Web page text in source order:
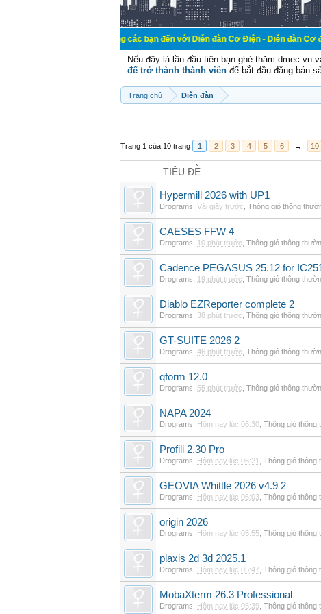
Chào mừng các bạn đến với Diễn đàn Cơ Điện - Diễn đàn Cơ điện là
Nếu đây là lần đầu tiên bạn ghé thăm dmec.vn
để trở thành thành viên để bắt đầu đăng bán
Trang chủ Diễn đàn
Trang 1 của 10 trang 1 2 3 4 5 6 → 10
TIÊU ĐỀ
Hypermill 2026 with UP1
Drograms Vài giây trước Thông gió thông
CAESES FFW 4
Drograms 10 phút trước Thông gió thông
Cadence PEGASUS 25.12 for
Drograms 19 phút trước Thông gió thông
Diablo EZReporter complete 2
Drograms 38 phút trước Thông gió thông
GT-SUITE 2026 2
Drograms 46 phút trước Thông gió thông
qform 12.0
Drograms 55 phút trước Thông gió thông
NAPA 2024
Drograms Hôm nay lúc 06:30 Thông gió thông
Profili 2.30 Pro
Drograms Hôm nay lúc 06:21 Thông gió thông
GEOVIA Whittle 2026 v4.9 2
Drograms Hôm nay lúc 06:03 Thông gió thông
origin 2026
Drograms Hôm nay lúc 05:55 Thông gió thông
plaxis 2d 3d 2025.1
Drograms Hôm nay lúc 05:47 Thông gió thông
MobaXterm 26.3 Professional
Drograms Hôm nay lúc 05:39 Thông gió thông